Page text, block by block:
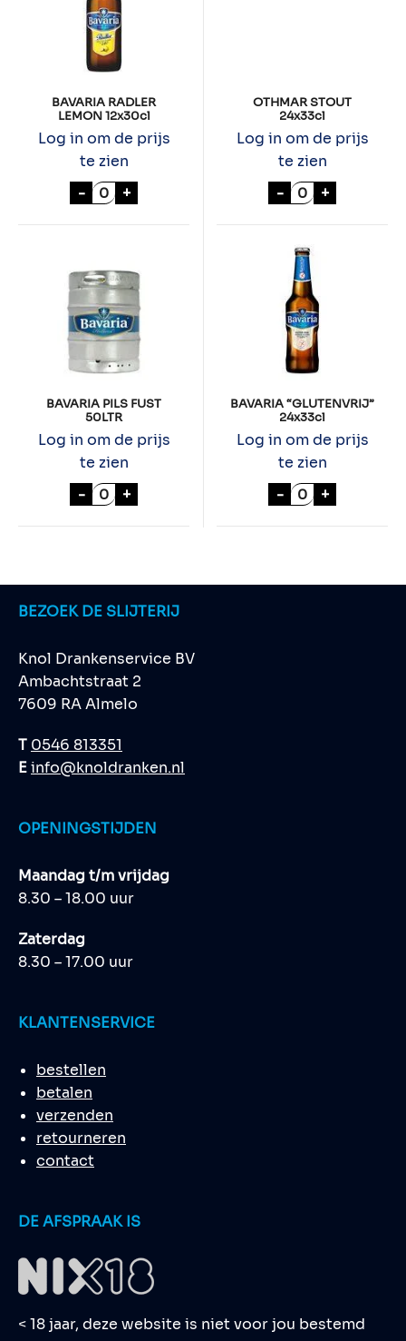
BAVARIA RADLER
LEMON 12x30cl
Log in om de prijs
te zien
- BAVARIA RADLER LEMON 12x30cl aantal
+
OTHMAR STOUT
24x33cl
Log in om de prijs
te zien
- OTHMAR
+
BAVARIA PILS FUST
50LTR
Log in om de prijs
te zien
- BAVARIA PILS FUST 50LTR aantal
+
BAVARIA “GLUTENVRIJ”
24x33cl
Log in om de prijs
te zien
- BAVARIA
+
BEZOEK DE SLIJTERIJ
Knol Drankenservice BV
Ambachtstraat 2
7609 RA Almelo
T 0546 813351
Einfo@knoldranken.nl
OPENINGSTIJDEN
Maandag t/m vrijdag
8.30 – 18.00 uur
Zaterdag
8.30 – 17.00 uur
KLANTENSERVICE
bestellen
betalen
verzenden
retourneren
contact
DE AFSPRAAK IS
< 18 jaar, deze website is niet voor jou bestemd